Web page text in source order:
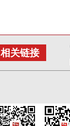
相关链接